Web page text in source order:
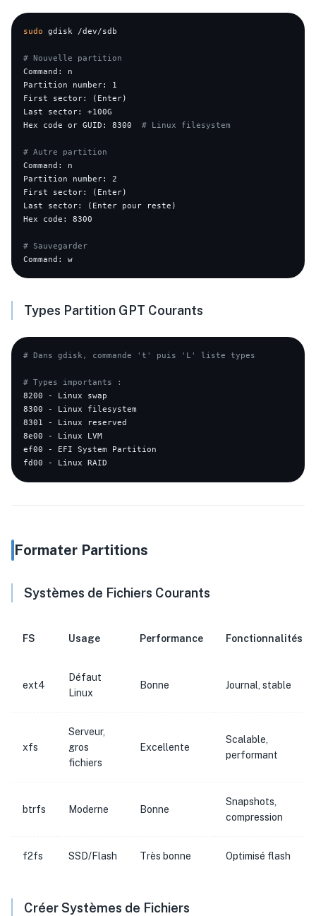
sudo gdisk /dev/sdb
# Nouvelle partition
Command: n
Partition number: 1
First sector: (Enter)
Last sector: +100G
Hex code or GUID: 8300 # Linux filesystem
# Autre partition
Command: n
Partition number: 2
First sector: (Enter)
Last sector: (Enter pour reste)
Hex code: 8300
# Sauvegarder
Types Partition GPT Courants
# Dans gdisk, commande 't' puis 'L' liste types
# Types importants :
8200 - Linux swap
8300 - Linux filesystem
8301 - Linux reserved
8e00 - Linux LVM
ef00 - EFI System Partition
Formater Partitions
Systèmes de Fichiers Courants
FS Usage Performance Fonctionnalités
ext4
Défaut
Linux
Bonne Journal, stable
xfs
Serveur,
gros
fichiers
Excellente
Scalable,
performant
btrfs Moderne Bonne
Snapshots,
compression
f2fs SSD/Flash Très bonne Optimisé flash
Créer Systèmes de Fichiers